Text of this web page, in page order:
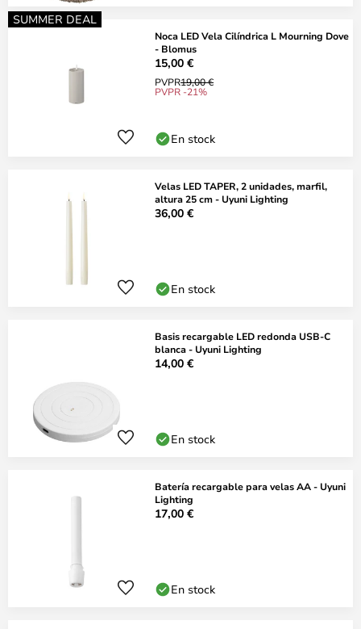
SUMMER DEAL
Noca LED Vela Cilíndrica L Mourning Dove
- Blomus
15,00 €
PVPR19,00 €
PVPR -21%
En stock
Velas LED TAPER, 2 unidades, marfil,
altura 25 cm - Uyuni Lighting
36,00 €
En stock
Basis recargable LED redonda USB-C
blanca - Uyuni Lighting
14,00 €
En stock
Batería recargable para velas AA - Uyuni
Lighting
17,00 €
En stock